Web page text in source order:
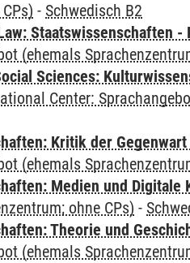
- Schwedisch B2
Staatswissenschaften
(ehemals
Sciences:
Center:
Kritik der
(ehemals
Medien und Digitale
ohne CPs) -
Theorie und
(ehemals